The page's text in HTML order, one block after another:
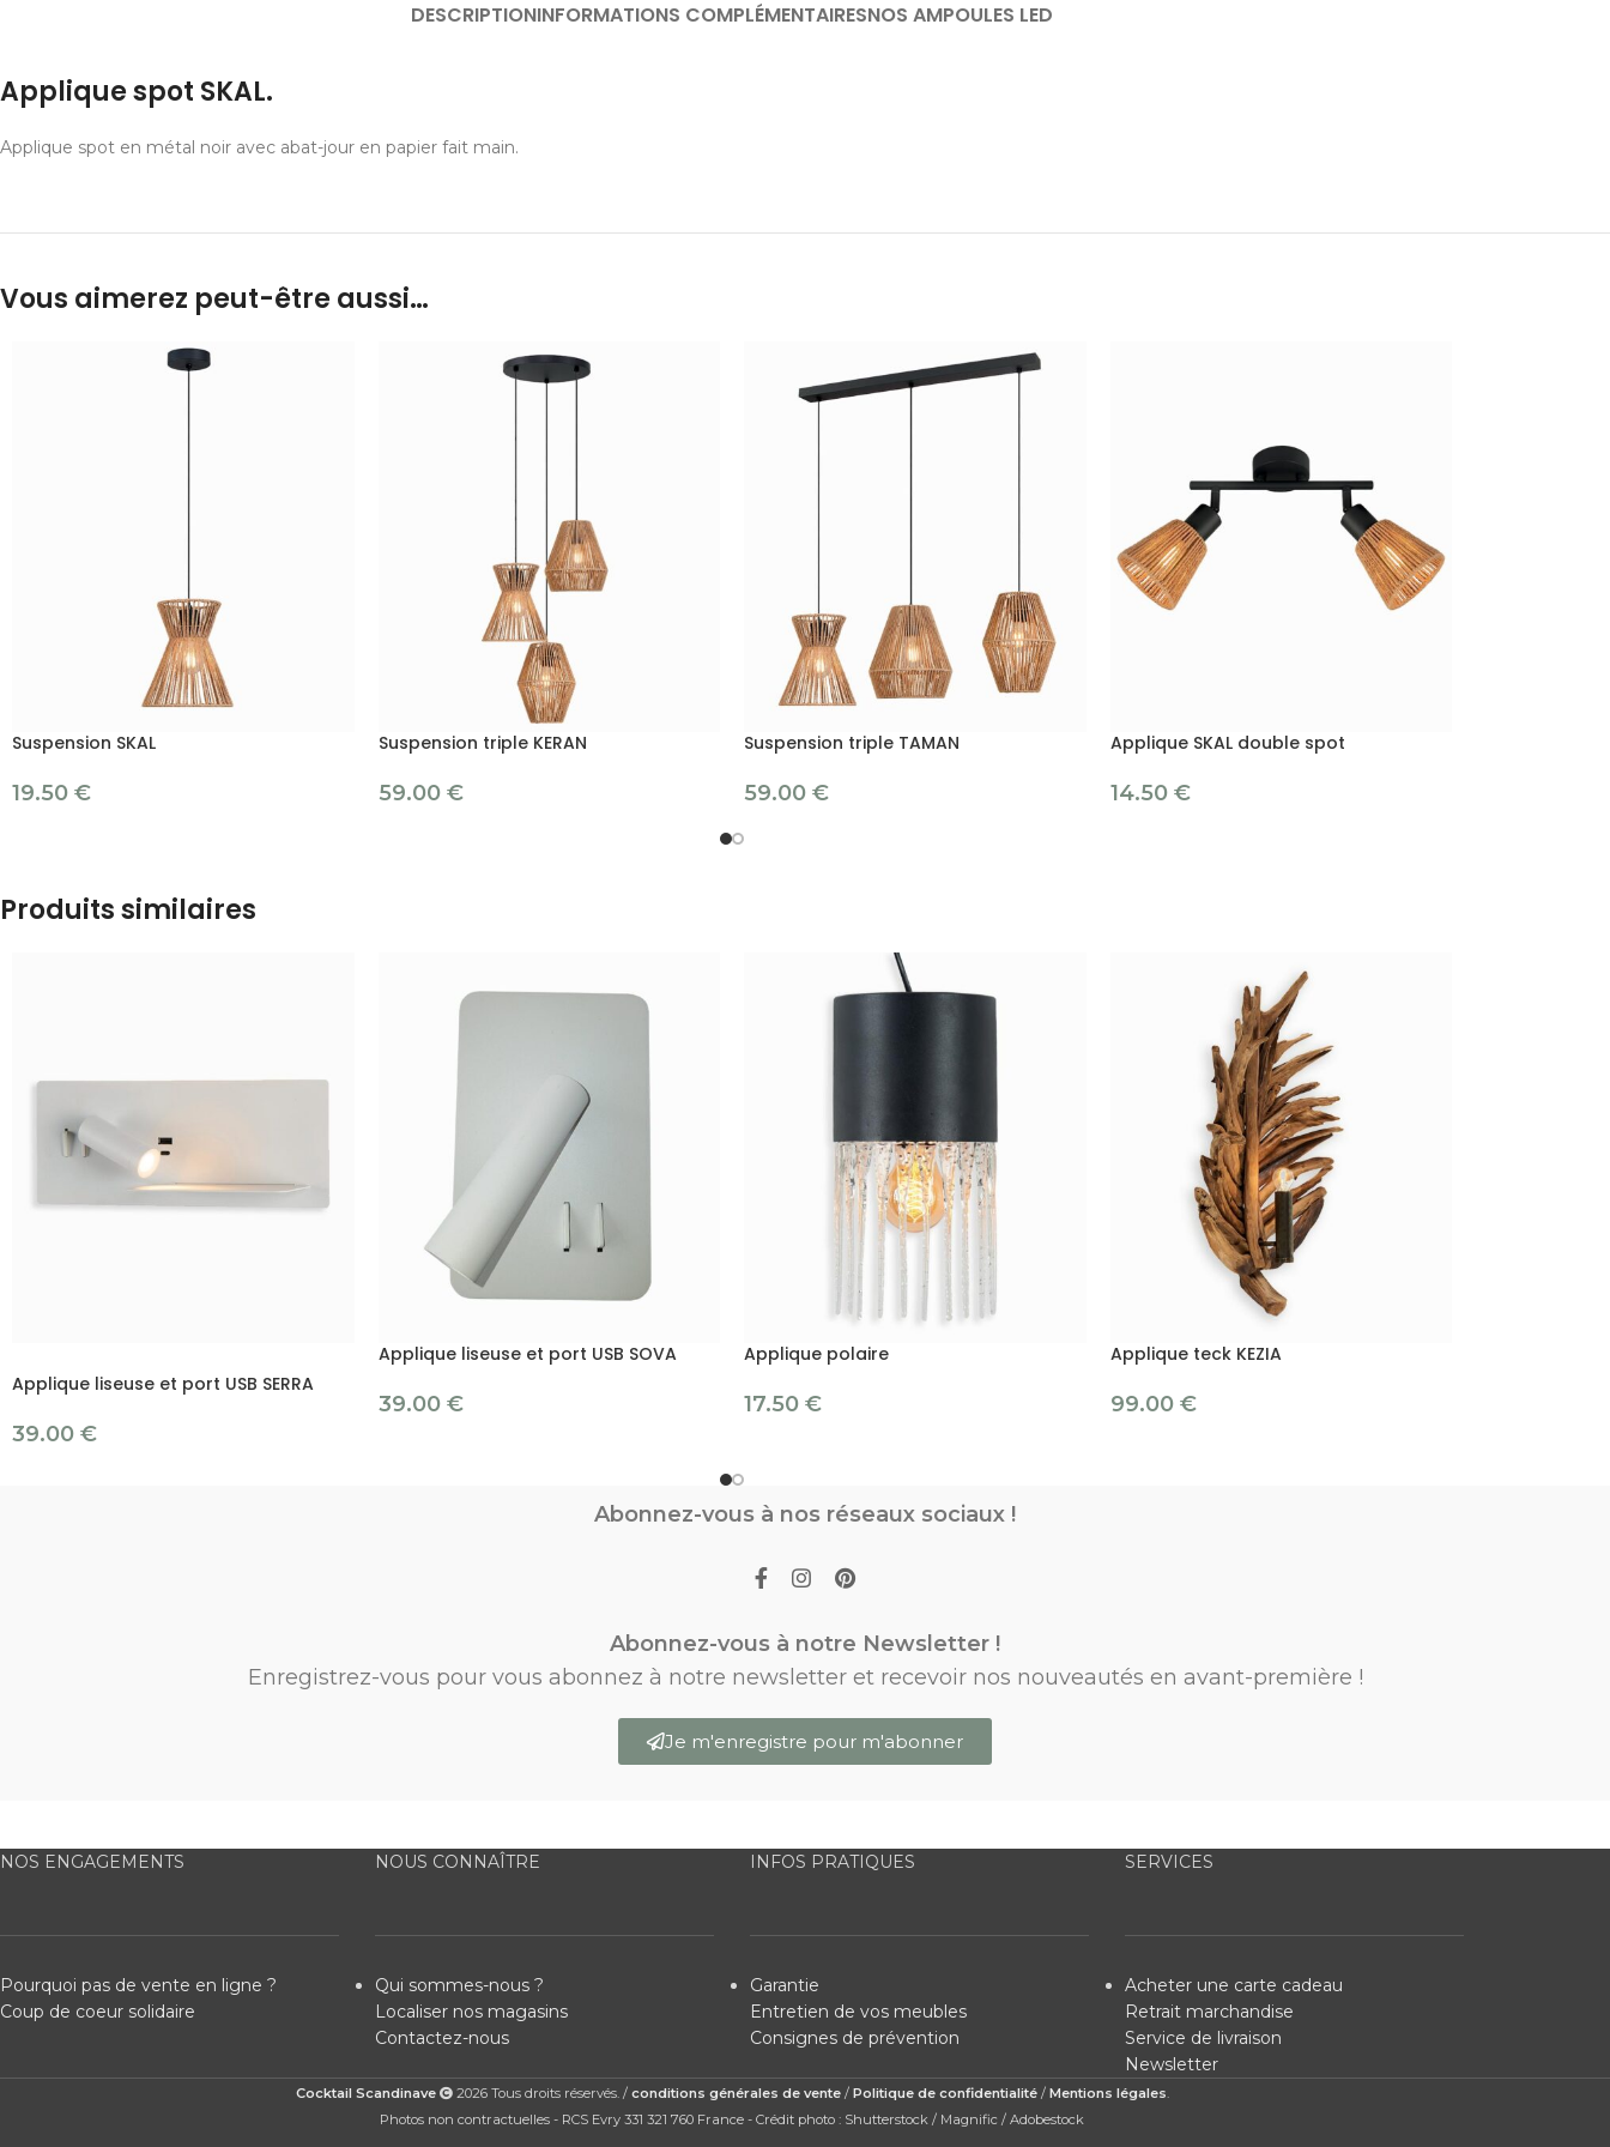
DESCRIPTIONINFORMATIONS COMPLÉMENTAIRESNOS AMPOULES LED
Applique spot SKAL.
Applique spot en métal noir avec abat-jour en papier fait main.
Vous aimerez peut-être aussi…
Suspension SKAL
19.50 €
Suspension triple KERAN
59.00 €
Suspension triple TAMAN
59.00 €
Applique SKAL double spot
14.50 €
Produits similaires
Applique liseuse et port USB SERRA
39.00 €
Applique liseuse et port USB SOVA
39.00 €
Applique polaire
17.50 €
Applique teck KEZIA
99.00 €
Abonnez-vous à nos réseaux sociaux !
Abonnez-vous à notre Newsletter !
Enregistrez-vous pour vous abonnez à notre newsletter et recevoir nos nouveautés en avant-première !
Je m'enregistre pour m'abonner
NOS ENGAGEMENTS
Pourquoi pas de vente en ligne ?
Coup de coeur solidaire
NOUS CONNAÎTRE
Qui sommes-nous ?
Localiser nos magasins
Contactez-nous
INFOS PRATIQUES
Garantie
Entretien de vos meubles
Consignes de prévention
SERVICES
Acheter une carte cadeau
Retrait marchandise
Service de livraison
Newsletter
Cocktail Scandinave 2026 Tous droits réservés. / conditions générales de vente/ Politique de confidentialité/ Mentions légales.
Photos non contractuelles - RCS Evry 331 321 760 France - Crédit photo : Shutterstock / Magnific / Adobestock